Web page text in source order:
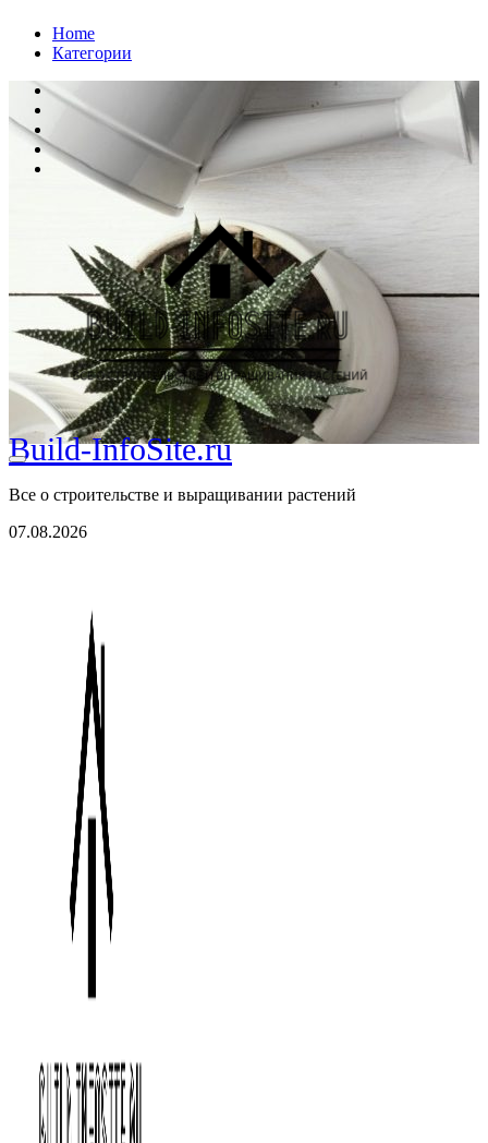
ПерейтиHome
Категории
Build-InfoSite.ru
Все о строительстве и выращивании растений
07.08.2026